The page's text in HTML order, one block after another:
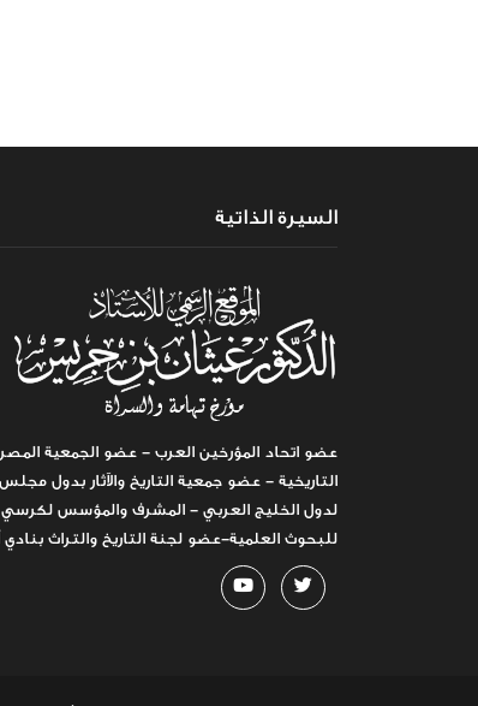
السيرة الذاتية
عضو اتحاد المؤرخين العرب - عضو الجمعية
التاريخية - عضو جمعية التاريخ والآثار بدول
لدول الخليج العربي - المشرف والمؤسس لكرسي
للبحوث العلمية-عضو لجنة التاريخ والتراث بنادي